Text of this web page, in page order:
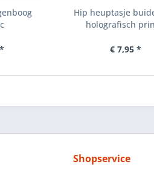
Hip heuptasje
holografisch
€ 7,95 *
Shopservice